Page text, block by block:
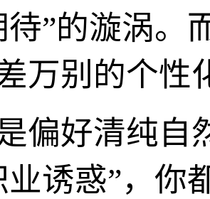
待”的漩涡。
万别的个性
偏好清纯自
业诱惑”，你